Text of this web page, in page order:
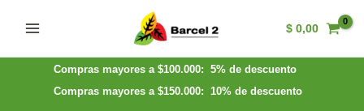
Menu
$ 0,00
Compras mayores a $100.000: 5% de descuento
Compras mayores a $150.000: 10% de descuento